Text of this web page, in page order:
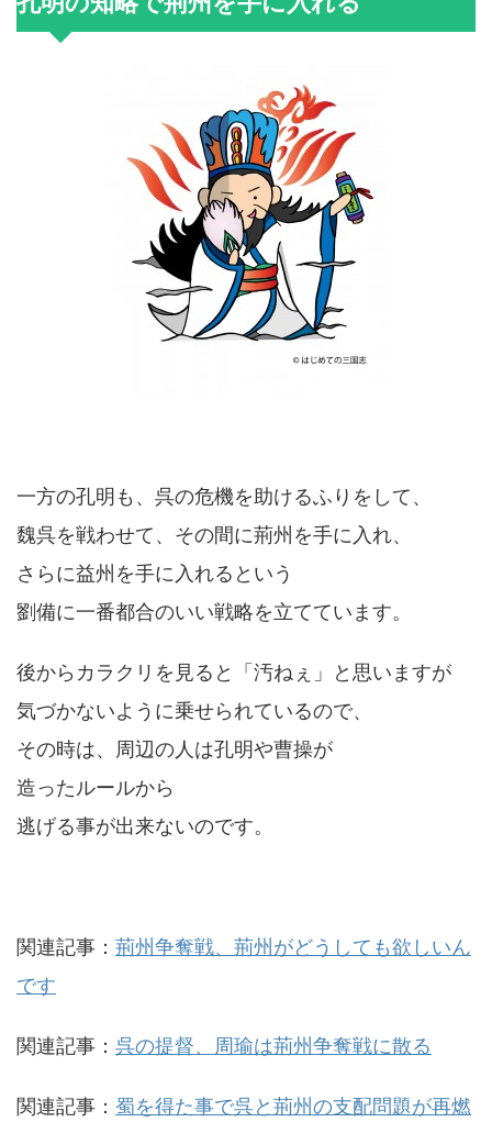
一方の孔明も、呉の危機を助けるふりをして、
魏呉を戦わせて、その間に荊州を手に入れ、
さらに益州を手に入れるという
劉備に一番都合のいい戦略を立てています。
後からカラクリを見ると「汚ねぇ」と思いますが
気づかないように乗せられているので、
その時は、周辺の人は孔明や曹操が
造ったルールから
逃げる事が出来ないのです。
関連記事： 荊州争奪戦、荊州がどうしても欲しいん
です
関連記事： 呉の提督、周瑜は荊州争奪戦に散る
関連記事： 蜀を得た事で呉と荊州の支配問題が再燃